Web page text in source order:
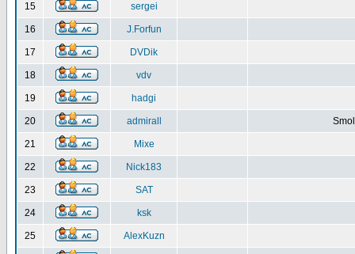
15 sergei
16 J.Forfun
17 DVDik
18 vdv
19 hadgi
20 admirall
21 Mixe
22 Nick183
23 SAT
24 ksk
25 AlexKuzn